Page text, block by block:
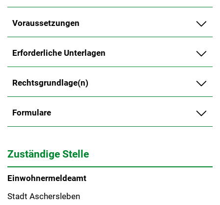
Voraussetzungen
Erforderliche Unterlagen
Rechtsgrundlage(n)
Formulare
Zuständige Stelle
Einwohnermeldeamt
Stadt Aschersleben